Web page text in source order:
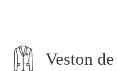
Veston